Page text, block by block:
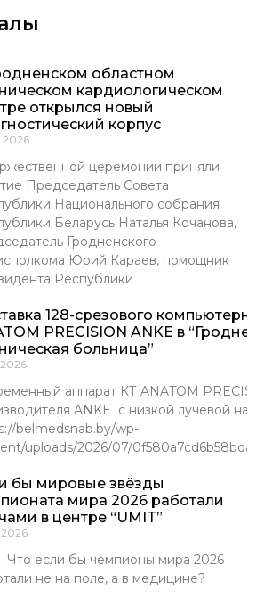
областном
кардиологическом
открылся новый
корпус
церемонии приняли
Председатель Совета
Национального собрания
Беларусь Наталья Кочанова,
Гродненского
Юрий Караев, помощник
Республики
128-срезового
PRECISION ANKE в
больница”
аппарат КТ ANATOM
ANKE с низкой лучевой
belmedsnab.by/wp-
uploads/2026/07/
бы мировые звёзды
мира 2026 работали
в центре “UMIT”
если бы чемпионы мира 2026
не на поле, а в медицине?